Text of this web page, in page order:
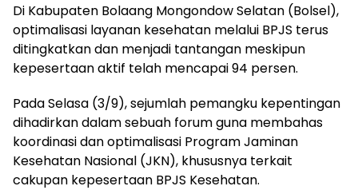
Di Kabupaten Bolaang Mongondow Selatan (Bolsel),
optimalisasi layanan kesehatan melalui BPJS terus
ditingkatkan dan menjadi tantangan meskipun
kepesertaan aktif telah mencapai 94 persen.
Pada Selasa (3/9), sejumlah pemangku kepentingan
dihadirkan dalam sebuah forum guna membahas
koordinasi dan optimalisasi Program Jaminan
Kesehatan Nasional (JKN), khususnya terkait
cakupan kepesertaan BPJS Kesehatan.